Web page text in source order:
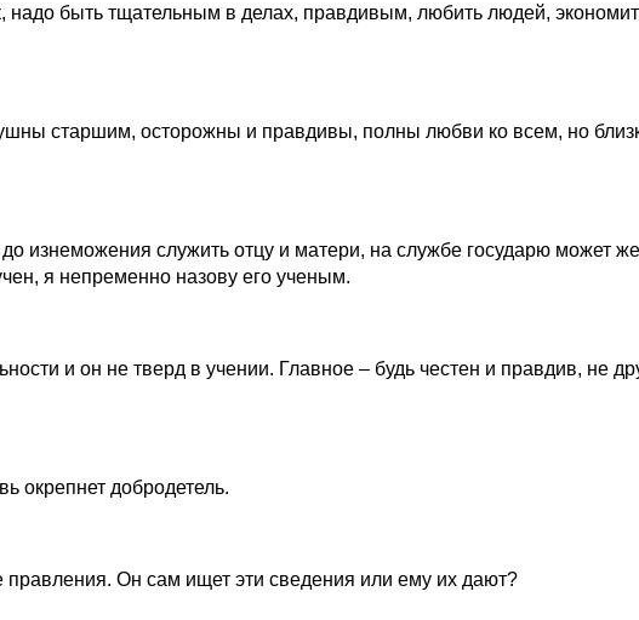
быть тщательным в делах, правдивым, любить людей,
старшим, осторожны и правдивы, полны любви ко всем, но
изнеможения служить отцу и матери, на службе государю может
я непременно назову его ученым.
и он не тверд в учении. Главное – будь честен и правдив, не
окрепнет добродетель.
правления. Он сам ищет эти сведения или ему их дают?